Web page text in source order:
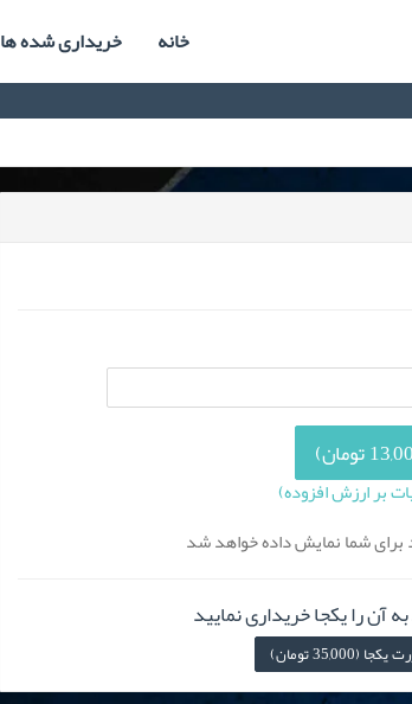
خانه خریداری شده ها
شما نمایش داده خواهد شد
آن را یکجا خریداری نمایید
تومان)